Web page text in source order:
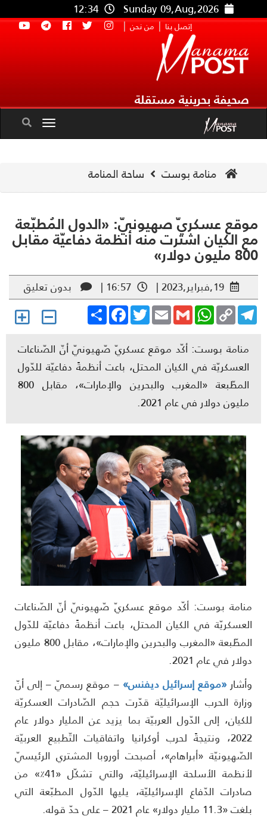
Sunday 09,Aug,2026
12:34
إتصل بنا | من نحن |
صحيفة بحرينية مستقلة
Toggle
navigation
منامة بوست ساحة المنامة
عسكريّ صهيونيّ: «الدول المُطبّعة
الكيان اشترت منه أنظمة دفاعيّة مقابل
دولار»
19,فبراير,2023 | 16:57 |
بدون تعليق
Share
FacebookTwitterEmailGmail
WhatsAppCopy
Link
منامة بوست: أكّد موقع عسكريّ صّهيونيّ أنّ الصّناعات
العسكريّة في الكيان المحتل، باعت أنظمةً دفاعيّة للدّول
المطّبعة «المغرب والبحرين والإمارات»، مقابل 800
مليون دولار في عام 2021.
بوست: أكّد موقع عسكريّ صّهيونيّ أنّ الصّناعات
في الكيان المحتل، باعت أنظمةً دفاعيّة للدّول
المطّبعة «المغرب والبحرين والإمارات»، مقابل 800 مليون
في عام 2021.
«موقع إسرائيل ديفنس»– موقع رسميّ – إلى أنّ
الحرب الإسرائيليّة قدّرت حجم الصّادرات العسكريّة
إلى الدّول العربيّة بما يزيد عن المليار دولار عام
2022، ونتيجةً لحرب أوكرانيا واتفاقيات التّطبيع العربيّة
«أبراهام»، أصبحت أوروبا المشتري الرئيسيّ
لأنظمة الأسلحة الإسرائيليّة، والتي تشكّل «41٪» من
الدّفاع الإسرائيليّة، يليها الدّول المطبّعة التي
مليار دولار» عام 2021 – على حدّ قوله.